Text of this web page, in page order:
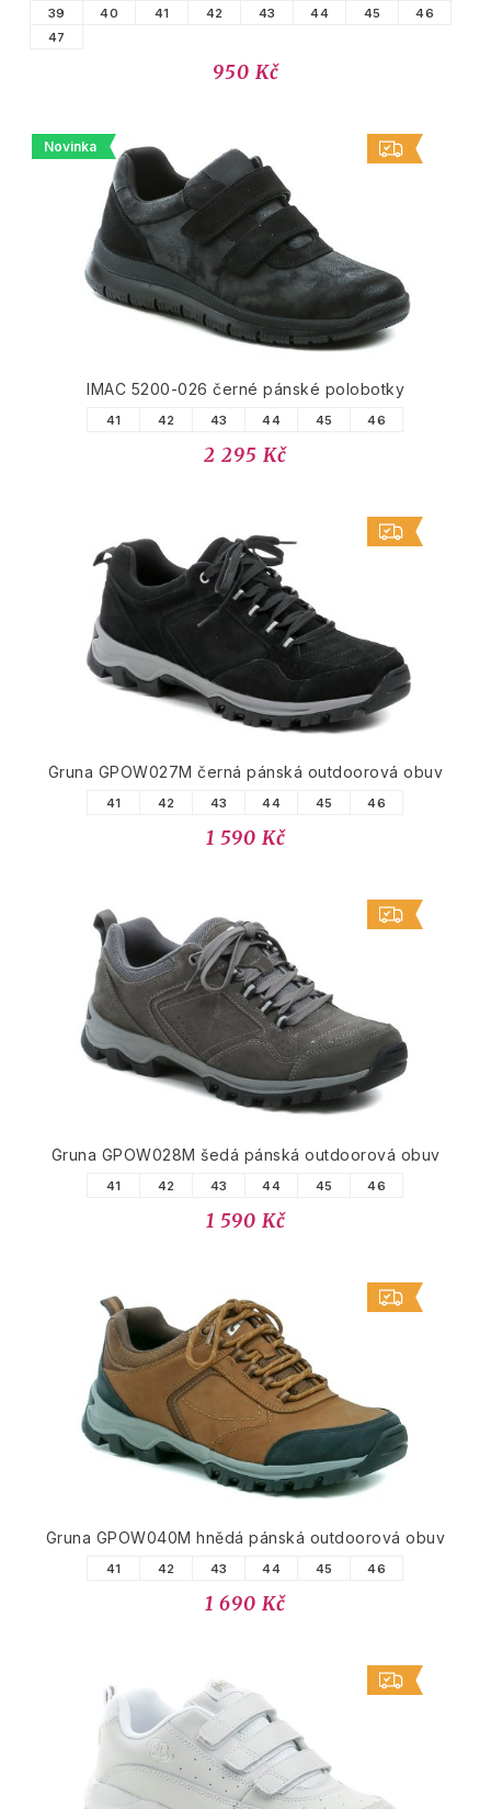
39 40 41 42 43 44 45
46
47
950 Kč
Novinka
IMAC 5200-026 černé pánské polobotky
41 42 43 44 45 46
2 295 Kč
Gruna GPOW027M černá pánská outdoorová obuv
41 42 43 44 45 46
1 590 Kč
Gruna GPOW028M šedá pánská outdoorová obuv
41 42 43 44 45 46
1 590 Kč
Gruna GPOW040M hnědá pánská outdoorová obuv
41 42 43 44 45 46
1 690 Kč